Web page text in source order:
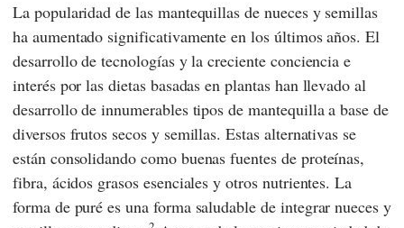
La popularidad de las mantequillas de nueces y semillas
ha aumentado significativamente en los últimos años. El
desarrollo de tecnologías y la creciente conciencia e
interés por las dietas basadas en plantas han llevado al
desarrollo de innumerables tipos de mantequilla a base de
diversos frutos secos y semillas. Estas alternativas se
están consolidando como buenas fuentes de proteínas,
fibra, ácidos grasos esenciales y otros nutrientes. La
forma de puré es una forma saludable de integrar nueces y